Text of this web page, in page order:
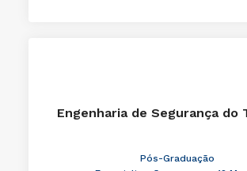
Engenharia de Segurança do
Pós-Graduação